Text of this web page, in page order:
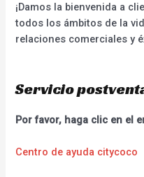
¡Damos la bienvenida a
todos los ámbitos de la
relaciones comerciales y
Servicio
Por favor, haga clic en el
Centro de ayuda citycoco